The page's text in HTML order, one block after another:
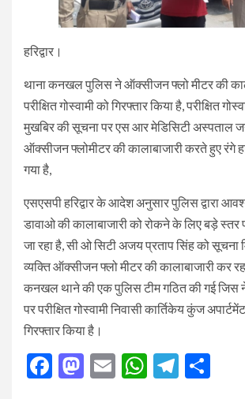
हरिद्वार।
थाना कनखल पुलिस ने ऑक्सीजन फ्लो मीटर की
परीक्षित गोस्वामी को गिरफ्तार किया है, परीक्षित
मुखबिर की सूचना पर एस आर मेडिसिटी अस्पताल
ऑक्सीजन फ्लोमीटर की कालाबाजारी करते हुए रंगे
गया है,
एसएसपी हरिद्वार के आदेश अनुसार पुलिस द्वारा
डावाओ की कालाबाजारी को रोकने के लिए बड़े स्तर
जा रहा है, सी ओ सिटी अजय प्रताप सिंह को सूचना
व्यक्ति ऑक्सीजन फ्लो मीटर की कालाबाजारी कर
कनखल थाने की एक पुलिस टीम गठित की गई जिस
पर परीक्षित गोस्वामी निवासी कार्तिकेय कुंज
गिरफ्तार किया है।
Facebook
Mastodon
Email